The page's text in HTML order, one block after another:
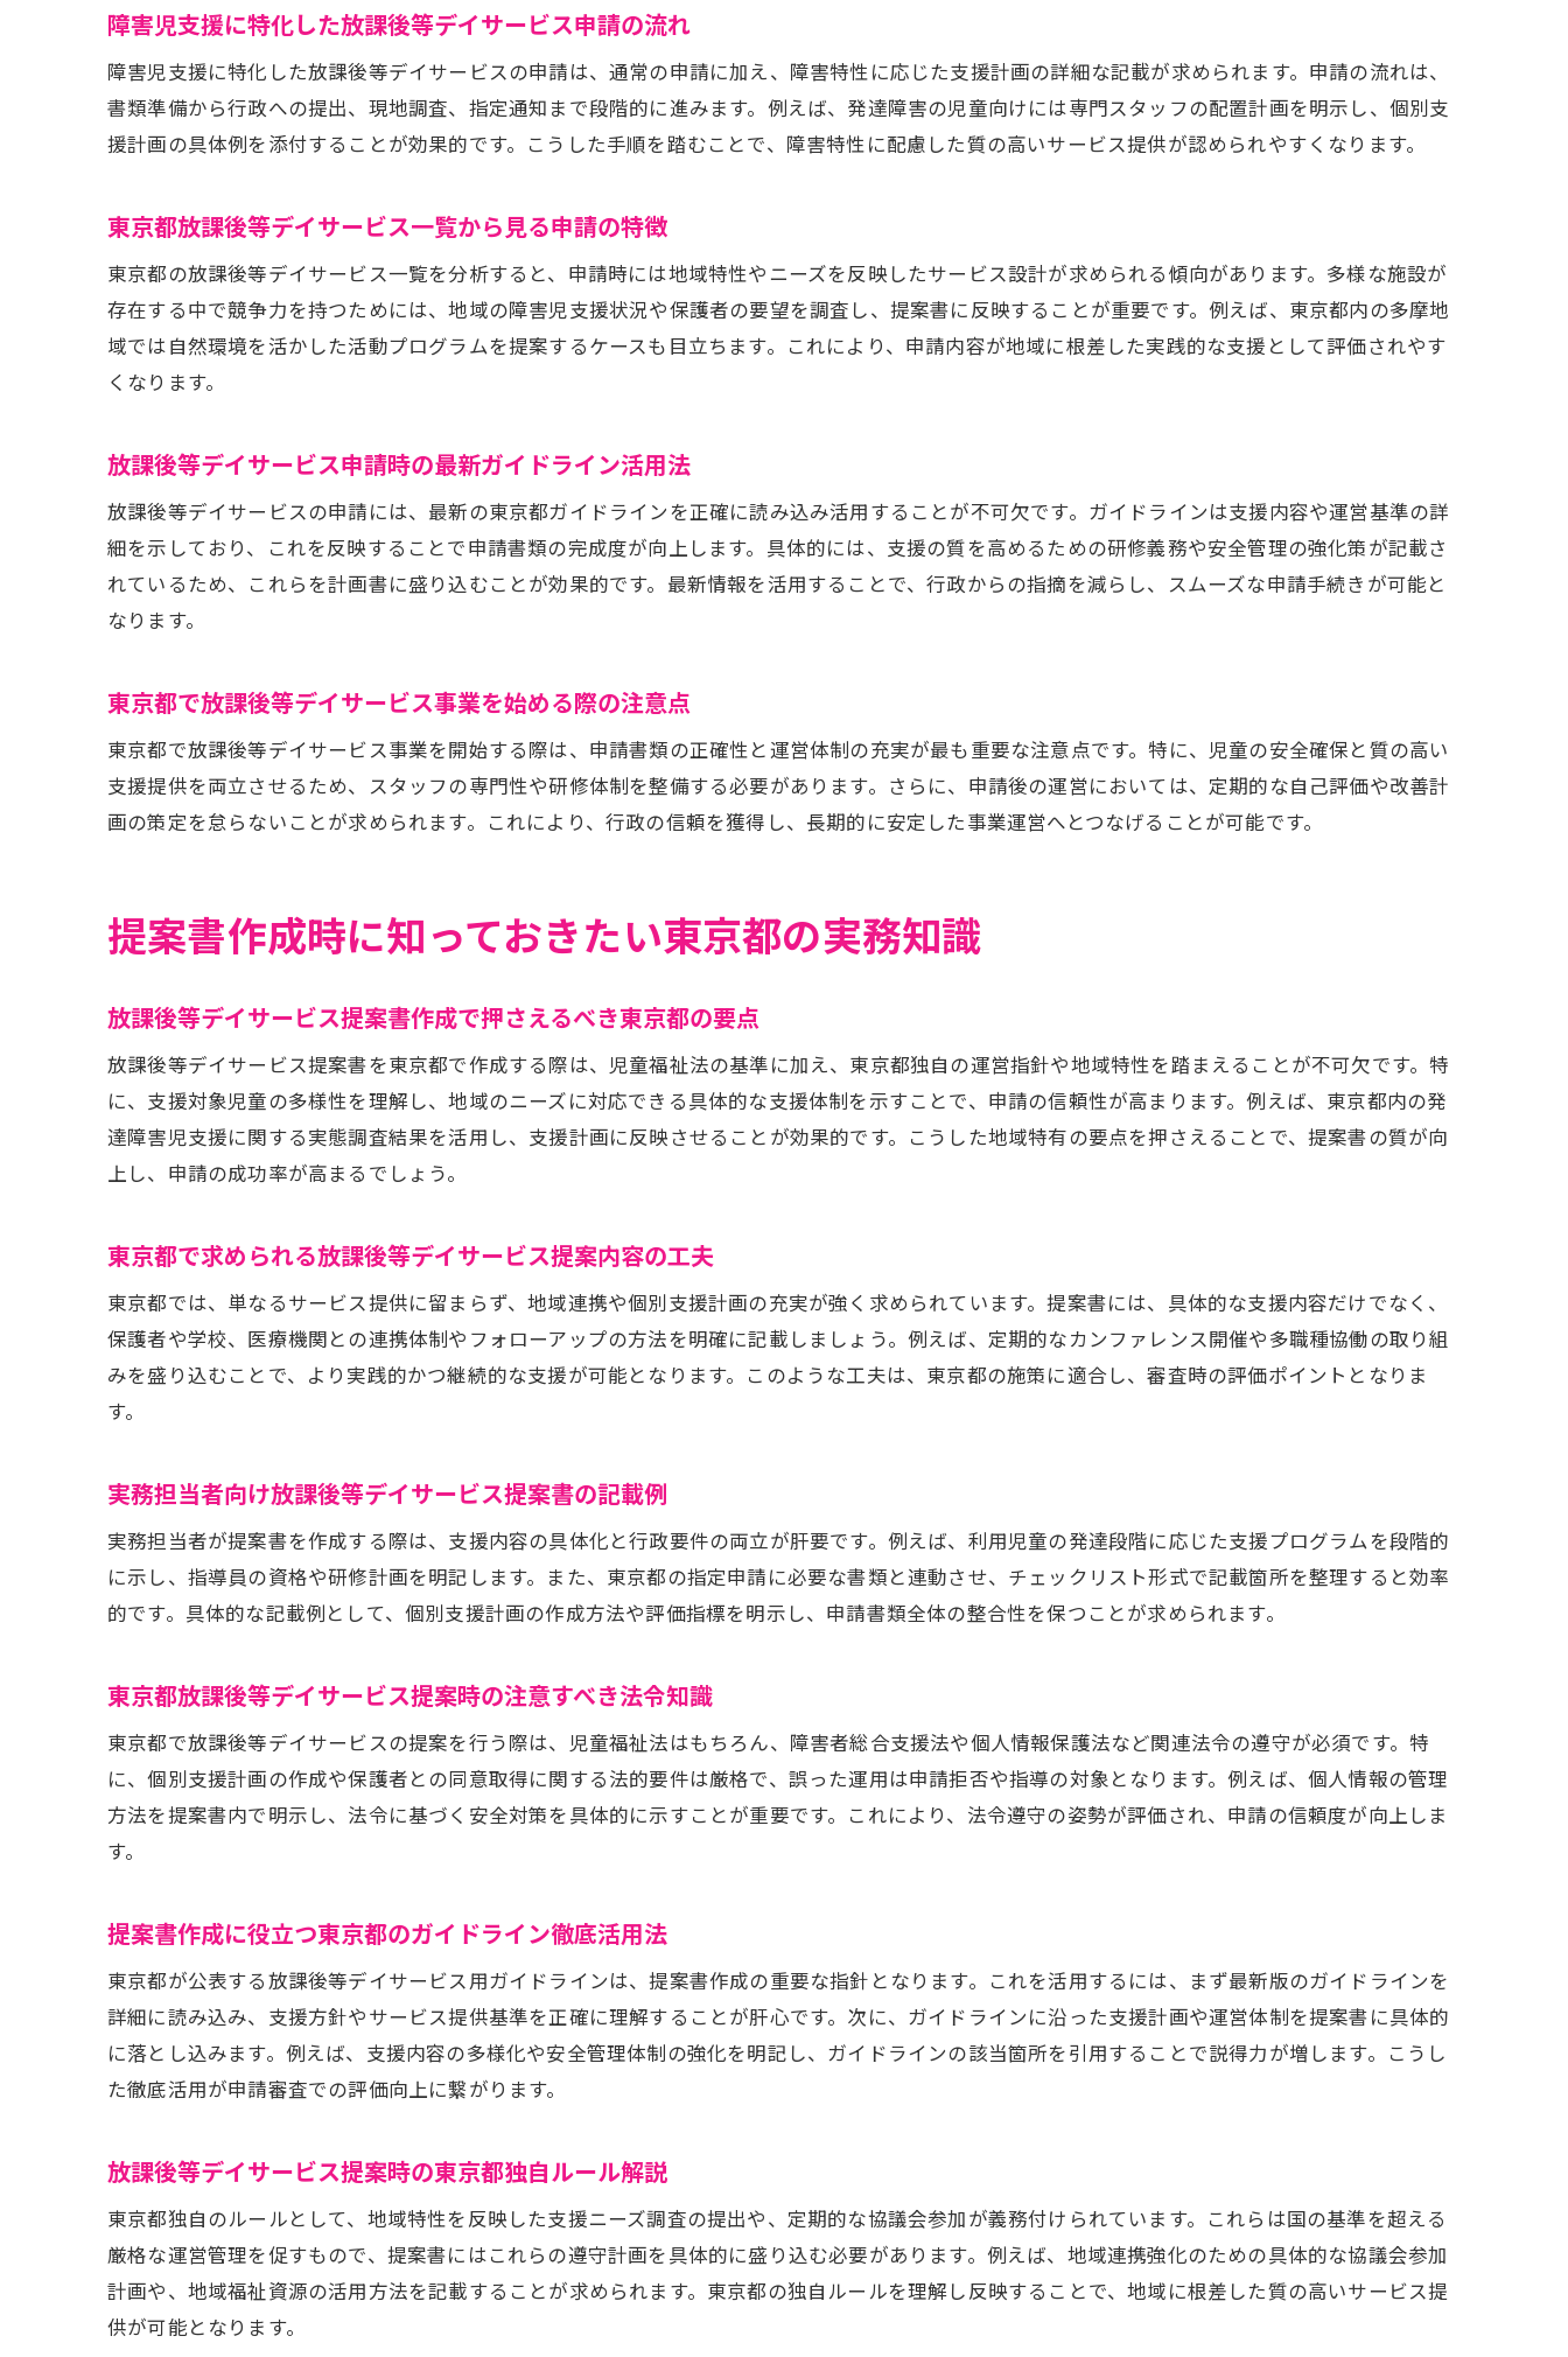
放課後等デイサービス指定申請に必要な行政対応とは
申請書類作成と提出の注意点を放課後等デイサービス視点で
東京都ガイドラインを活用した提案書の工夫
東京都放課後等デイサービスガイドライン活用術
放課後等デイサービス提案書でのガイドライン実践事例
東京都独自のガイドラインを活かした提案書作成方法
放課後等デイサービス提案書で見落としがちなガイドライン
東京都放課後等デイサービス書類作成の工夫ポイント
東京都で高評価される支援計画の工夫とポイント
障害児のニーズに応じた放課後等デイサービス計画作成法
支援計画書に反映できる放課後等デイサービス独自性
放課後等デイサービス支援計画で重視すべき記載内容
東京都放課後等デイサービス説明会の活用ポイント
説明会で得る放課後等デイサービス申請の最新情報
放課後等デイサービス説明会参加時の質問と注意点
東京都障害児通所支援事業所指定協議説明会の重要性
放課後等デイサービス説明会活用で申請準備を効率化
都型放課後等デイサービスの特徴と申請ポイント
申請時に知るべき都型放課後等デイサービスの要件
都型放課後等デイサービス導入のメリットと留意点
東京都における都型放課後等デイサービスの流れ
申請書類整理の効率化で質の高い運営を目指す
東京都で求められる放課後等デイサービス書類管理法
書類整理で安定運営を実現する放課後等デイサービス事例
申請書類効率化による放課後等デイサービス質向上
障害児支援に特化した放課後等デイサービス申請の流れ
障害児支援に特化した放課後等デイサービスの申請は、通常の申請に加え、障害特性に応じた支援計画の詳細な記載が求められます。申請の流れは、
書類準備から行政への提出、現地調査、指定通知まで段階的に進みます。例えば、発達障害の児童向けには専門スタッフの配置計画を明示し、個別支
援計画の具体例を添付することが効果的です。こうした手順を踏むことで、障害特性に配慮した質の高いサービス提供が認められやすくなります。
東京都放課後等デイサービス一覧から見る申請の特徴
東京都の放課後等デイサービス一覧を分析すると、申請時には地域特性やニーズを反映したサービス設計が求められる傾向があります。多様な施設が
存在する中で競争力を持つためには、地域の障害児支援状況や保護者の要望を調査し、提案書に反映することが重要です。例えば、東京都内の多摩地
域では自然環境を活かした活動プログラムを提案するケースも目立ちます。これにより、申請内容が地域に根差した実践的な支援として評価されやす
くなります。
放課後等デイサービス申請時の最新ガイドライン活用法
放課後等デイサービスの申請には、最新の東京都ガイドラインを正確に読み込み活用することが不可欠です。ガイドラインは支援内容や運営基準の詳
細を示しており、これを反映することで申請書類の完成度が向上します。具体的には、支援の質を高めるための研修義務や安全管理の強化策が記載さ
れているため、これらを計画書に盛り込むことが効果的です。最新情報を活用することで、行政からの指摘を減らし、スムーズな申請手続きが可能と
なります。
東京都で放課後等デイサービス事業を始める際の注意点
東京都で放課後等デイサービス事業を開始する際は、申請書類の正確性と運営体制の充実が最も重要な注意点です。特に、児童の安全確保と質の高い
支援提供を両立させるため、スタッフの専門性や研修体制を整備する必要があります。さらに、申請後の運営においては、定期的な自己評価や改善計
画の策定を怠らないことが求められます。これにより、行政の信頼を獲得し、長期的に安定した事業運営へとつなげることが可能です。
提案書作成時に知っておきたい東京都の実務知識
放課後等デイサービス提案書作成で押さえるべき東京都の要点
放課後等デイサービス提案書を東京都で作成する際は、児童福祉法の基準に加え、東京都独自の運営指針や地域特性を踏まえることが不可欠です。特
に、支援対象児童の多様性を理解し、地域のニーズに対応できる具体的な支援体制を示すことで、申請の信頼性が高まります。例えば、東京都内の発
達障害児支援に関する実態調査結果を活用し、支援計画に反映させることが効果的です。こうした地域特有の要点を押さえることで、提案書の質が向
上し、申請の成功率が高まるでしょう。
東京都で求められる放課後等デイサービス提案内容の工夫
東京都では、単なるサービス提供に留まらず、地域連携や個別支援計画の充実が強く求められています。提案書には、具体的な支援内容だけでなく、
保護者や学校、医療機関との連携体制やフォローアップの方法を明確に記載しましょう。例えば、定期的なカンファレンス開催や多職種協働の取り組
みを盛り込むことで、より実践的かつ継続的な支援が可能となります。このような工夫は、東京都の施策に適合し、審査時の評価ポイントとなりま
す。
実務担当者向け放課後等デイサービス提案書の記載例
実務担当者が提案書を作成する際は、支援内容の具体化と行政要件の両立が肝要です。例えば、利用児童の発達段階に応じた支援プログラムを段階的
に示し、指導員の資格や研修計画を明記します。また、東京都の指定申請に必要な書類と連動させ、チェックリスト形式で記載箇所を整理すると効率
的です。具体的な記載例として、個別支援計画の作成方法や評価指標を明示し、申請書類全体の整合性を保つことが求められます。
東京都放課後等デイサービス提案時の注意すべき法令知識
東京都で放課後等デイサービスの提案を行う際は、児童福祉法はもちろん、障害者総合支援法や個人情報保護法など関連法令の遵守が必須です。特
に、個別支援計画の作成や保護者との同意取得に関する法的要件は厳格で、誤った運用は申請拒否や指導の対象となります。例えば、個人情報の管理
方法を提案書内で明示し、法令に基づく安全対策を具体的に示すことが重要です。これにより、法令遵守の姿勢が評価され、申請の信頼度が向上しま
す。
提案書作成に役立つ東京都のガイドライン徹底活用法
東京都が公表する放課後等デイサービス用ガイドラインは、提案書作成の重要な指針となります。これを活用するには、まず最新版のガイドラインを
詳細に読み込み、支援方針やサービス提供基準を正確に理解することが肝心です。次に、ガイドラインに沿った支援計画や運営体制を提案書に具体的
に落とし込みます。例えば、支援内容の多様化や安全管理体制の強化を明記し、ガイドラインの該当箇所を引用することで説得力が増します。こうし
た徹底活用が申請審査での評価向上に繋がります。
放課後等デイサービス提案時の東京都独自ルール解説
東京都独自のルールとして、地域特性を反映した支援ニーズ調査の提出や、定期的な協議会参加が義務付けられています。これらは国の基準を超える
厳格な運営管理を促すもので、提案書にはこれらの遵守計画を具体的に盛り込む必要があります。例えば、地域連携強化のための具体的な協議会参加
計画や、地域福祉資源の活用方法を記載することが求められます。東京都の独自ルールを理解し反映することで、地域に根差した質の高いサービス提
供が可能となります。